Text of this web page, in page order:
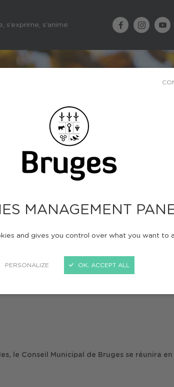
MANAGEMENT
and gives you control over what you want to
PERSONALIZE OK, ACCEPT ALL
s’exprime, s’anime
d'installation
le Conseil Municipal de Bruges se réunira